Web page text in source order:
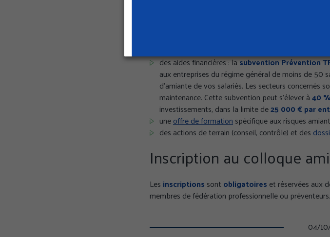
des aides financières : lasubvention Prévention
aux entreprises du régime général de moins de 50
d'amiante de vos salariés. Les secteurs
maintenance. Cette subvention peut s'élever à40
investissements, dans la limite de25 000 € par
uneoffre de formationspécifique aux risques
des actions de terrain (conseil, contrôle) et des
Inscription au colloque
Les inscriptions sont obligatoires et réservées aux
membres de fédération professionnelle ou préventeurs.
04/